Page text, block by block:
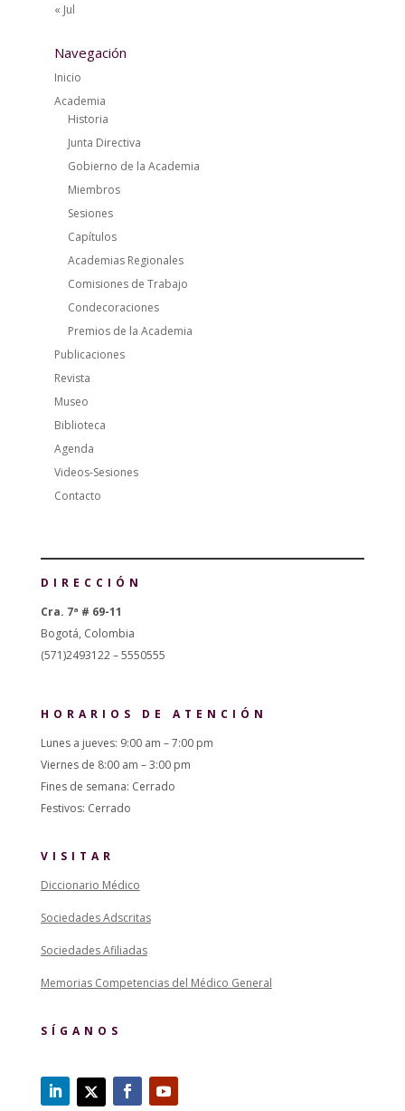
« Jul
Navegación
Inicio
Academia
Historia
Junta Directiva
Gobierno de la Academia
Miembros
Sesiones
Capítulos
Academias Regionales
Comisiones de Trabajo
Condecoraciones
Premios de la Academia
Publicaciones
Revista
Museo
Biblioteca
Agenda
Videos-Sesiones
Contacto
DIRECCIÓN
Cra. 7ª # 69-11
Bogotá, Colombia
(571)2493122 – 5550555
HORARIOS DE ATENCIÓN
Lunes a jueves: 9:00 am – 7:00 pm
Viernes de 8:00 am – 3:00 pm
Fines de semana: Cerrado
Festivos: Cerrado
VISITAR
Diccionario Médico
Sociedades Adscritas
Sociedades Afiliadas
Memorias Competencias del Médico General
SÍGANOS